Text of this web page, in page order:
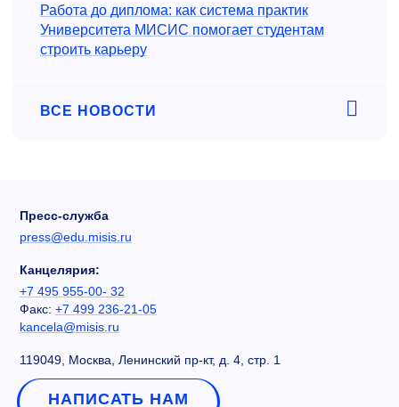
Работа до диплома: как система практик
Университета МИСИС помогает студентам
строить карьеру
ВСЕ НОВОСТИ
Пресс-служба
press@edu.misis.ru
Канцелярия:
+7 495 955-00- 32
Факс: +7 499 236-21-05
kancela@misis.ru
119049, Москва, Ленинский пр-кт, д. 4, стр. 1
НАПИСАТЬ НАМ